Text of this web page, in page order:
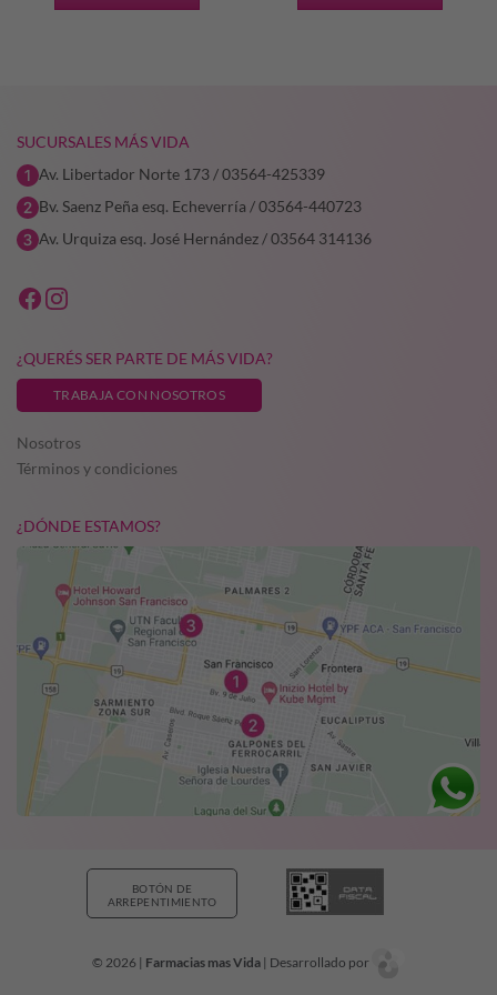
era:
SUCURSALES MÁS VIDA
Av. Libertador Norte 173 / 03564-425339
Bv. Saenz Peña esq. Echeverría / 03564-440723
Av. Urquiza esq. José Hernández / 03564 314136
¿QUERÉS SER PARTE DE MÁS VIDA?
TRABAJA CON NOSOTROS
Nosotros
Términos y condiciones
¿DÓNDE ESTAMOS?
BOTÓN DE
ARREPENTIMIENTO
© 2026 | Farmacias mas Vida | Desarrollado por